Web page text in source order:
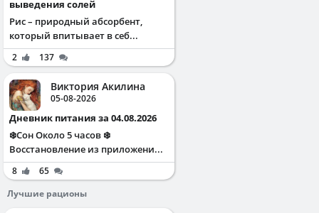
выведения солей
Рис – природный абсорбент,
который впитывает в себ...
2 137
Виктория Акилина
05-08-2026
Дневник питания за 04.08.2026
❄️Сон Около 5 часов ❄️
Восстановление из приложени...
8
65
Лучшие рационы